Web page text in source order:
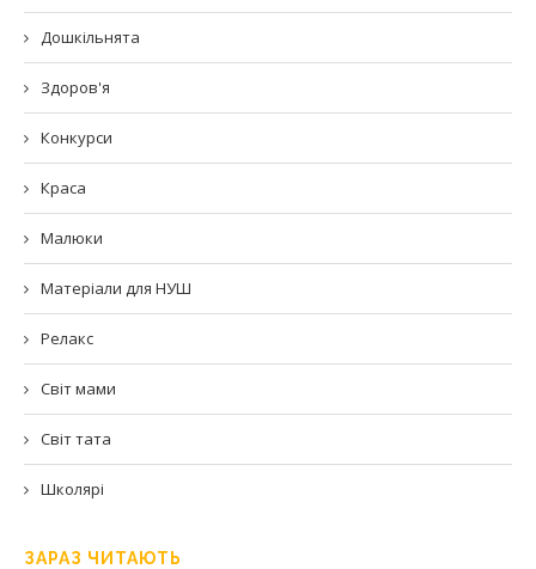
Дошкільнята
Здоров'я
Конкурси
Краса
Малюки
Матеріали для НУШ
Релакс
Світ мами
Світ тата
Школярі
ЗАРАЗ ЧИТАЮТЬ